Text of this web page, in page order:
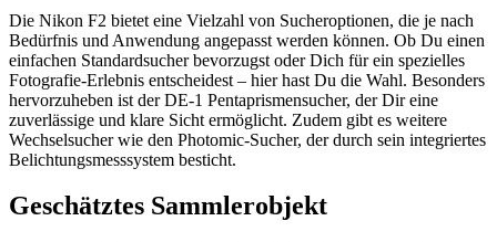
Die Nikon F2 bietet eine Vielzahl von Sucheroptionen, die je nach
Bedürfnis und Anwendung angepasst werden können. Ob Du einen
einfachen Standardsucher bevorzugst oder Dich für ein spezielles
Fotografie-Erlebnis entscheidest – hier hast Du die Wahl. Besonders
hervorzuheben ist der DE-1 Pentaprismensucher, der Dir eine
zuverlässige und klare Sicht ermöglicht. Zudem gibt es weitere
Wechselsucher wie den Photomic-Sucher, der durch sein integriertes
Belichtungsmesssystem besticht.
Geschätztes Sammlerobjekt